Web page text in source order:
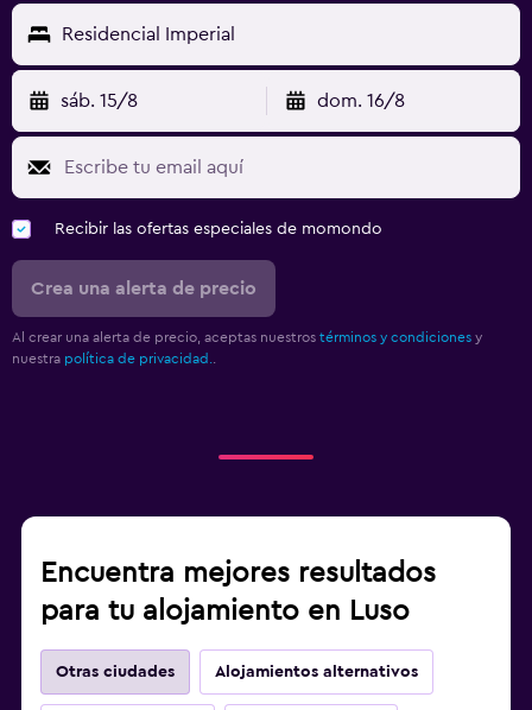
Residencial Imperial
sáb. 15/8 dom. 16/8
Recibir las ofertas especiales de momondo
Crea una alerta de precio
Al crear una alerta de precio, aceptas nuestros términos y condiciones y
nuestra política de privacidad.
Encuentra mejores resultados
para tu alojamiento en Luso
Otras ciudades Alojamientos alternativos